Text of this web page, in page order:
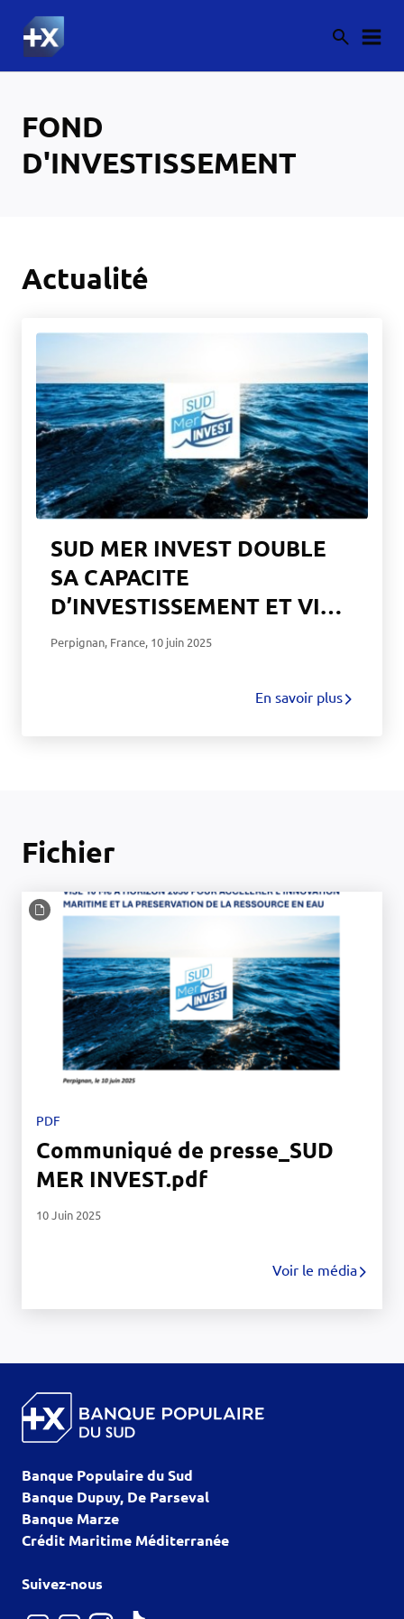
FOND
D'INVESTISSEMENT
Actualité
SUD MER INVEST DOUBLE
SA CAPACITE
D’INVESTISSEMENT ET VISE
10 M€ A HORIZON 2030
L’INNOVATION MARITIME ET
Perpignan, France, 10 juin 2025
En savoir plus
Fichier
PDF
Communiqué de presse_SUD
MER INVEST.pdf
10 Juin 2025
Voir le média
Banque Populaire du Sud
Banque Dupuy, De Parseval
Banque Marze
Crédit Maritime Méditerranée
Suivez-nous